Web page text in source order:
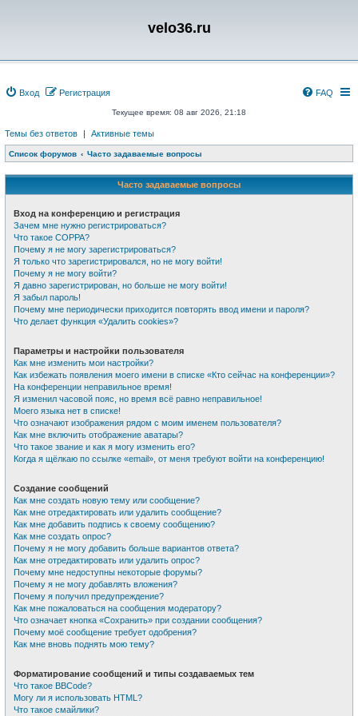
velo36.ru
Вход Регистрация FAQ
Текущее время: 08 авг 2026, 21:18
Темы без ответов | Активные темы
Список форумов Часто задаваемые вопросы
Часто задаваемые вопросы
Вход на конференцию и регистрация
Зачем мне нужно регистрироваться?
Что такое COPPA?
Почему я не могу зарегистрироваться?
Я только что зарегистрировался, но не могу войти!
Почему я не могу войти?
Я давно зарегистрирован, но больше не могу войти!
Я забыл пароль!
Почему мне периодически приходится повторять ввод имени и пароля?
Что делает функция «Удалить cookies»?
Параметры и настройки пользователя
Как мне изменить мои настройки?
Как избежать появления моего имени в списке «Кто сейчас на конференции»?
На конференции неправильное время!
Я изменил часовой пояс, но время всё равно неправильное!
Моего языка нет в списке!
Что означают изображения рядом с моим именем пользователя?
Как мне включить отображение аватары?
Что такое звание и как я могу изменить его?
Когда я щёлкаю по ссылке «email», от меня требуют войти на конференцию!
Создание сообщений
Как мне создать новую тему или сообщение?
Как мне отредактировать или удалить сообщение?
Как мне добавить подпись к своему сообщению?
Как мне создать опрос?
Почему я не могу добавить больше вариантов ответа?
Как мне отредактировать или удалить опрос?
Почему мне недоступны некоторые форумы?
Почему я не могу добавлять вложения?
Почему я получил предупреждение?
Как мне пожаловаться на сообщения модератору?
Что означает кнопка «Сохранить» при создании сообщения?
Почему моё сообщение требует одобрения?
Как мне вновь поднять мою тему?
Форматирование сообщений и типы создаваемых тем
Что такое BBCode?
Могу ли я использовать HTML?
Что такое смайлики?